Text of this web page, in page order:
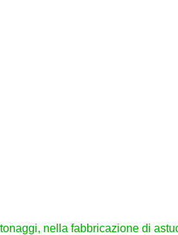
nella fabbricazione di